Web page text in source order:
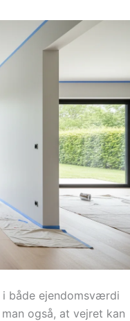
både ejendomsværdi
også, at vejret kan